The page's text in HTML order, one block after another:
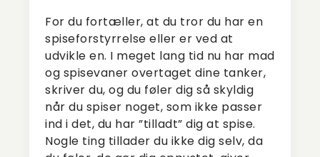
For du fortæller, at du tror du har en
spiseforstyrrelse eller er ved at
udvikle en. I meget lang tid nu har mad
og spisevaner overtaget dine tanker,
skriver du, og du føler dig så skyldig
når du spiser noget, som ikke passer
ind i det, du har ”tilladt” dig at spise.
Nogle ting tillader du ikke dig selv, da